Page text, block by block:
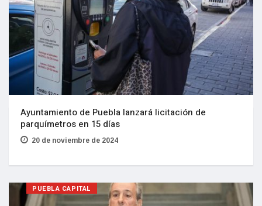
Ayuntamiento de Puebla lanzará licitación de
parquímetros en 15 días
20 de noviembre de 2024
PUEBLA CAPITAL